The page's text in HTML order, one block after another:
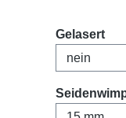
Gelasert